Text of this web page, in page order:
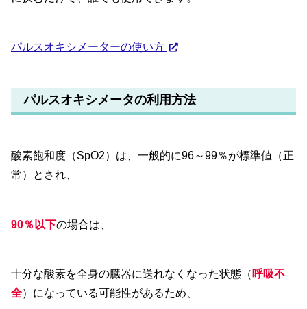
パルスオキシメーターの使い方
パルスオキシメータの利用方法
酸素飽和度（SpO2）は、一般的に96～99％が標準値（正
常）とされ、
90％以下の場合は、
十分な酸素を全身の臓器に送れなくなった状態（呼吸不
全）になっている可能性があるため、